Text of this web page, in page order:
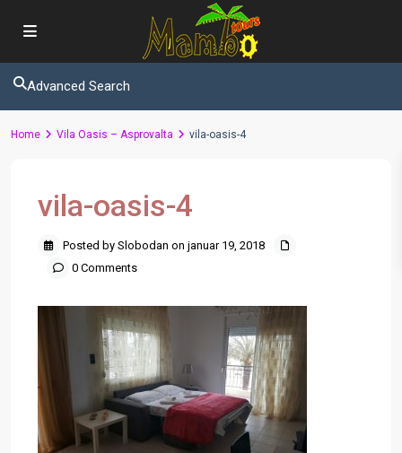
Advanced Search
Home Vila Oasis – Asprovalta vila-oasis-4
vila-oasis-4
Posted by Slobodan on januar 19, 2018
0 Comments